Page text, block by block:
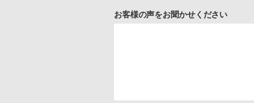
お客様の声をお聞かせください